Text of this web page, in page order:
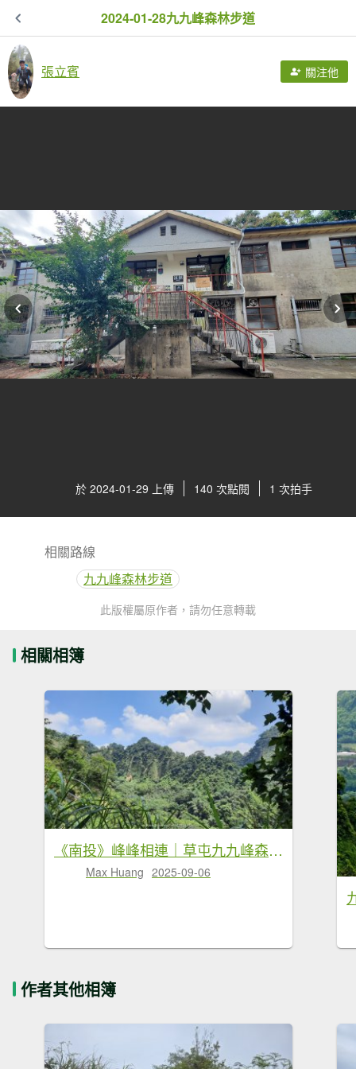
2024-01-28九九峰森林步道
張立賓 關注他
於 2024-01-29 上傳 140 次點閱 1 次拍手
相關路線
九九峰森林步道
此版權屬原作者，請勿任意轉載
相關相簿
《南投》峰峰相連｜草屯九九峰森林步道O型20250906
Max Huang 2025-09-06
作者其他相簿